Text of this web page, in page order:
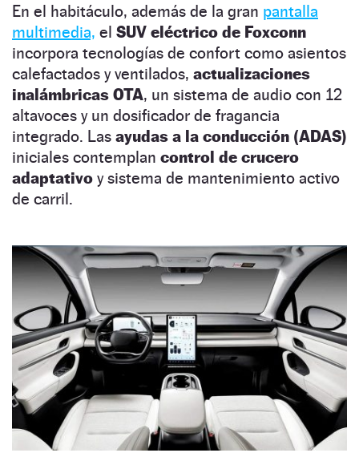
En el habitáculo, además de la gran pantalla
multimedia, el SUV eléctrico de Foxconn
incorpora tecnologías de confort como asientos
calefactados y ventilados, actualizaciones
inalámbricas OTA, un sistema de audio con 12
altavoces y un dosificador de fragancia
integrado. Las ayudas a la conducción (ADAS)
iniciales contemplan control de crucero
adaptativo y sistema de mantenimiento activo
de carril.